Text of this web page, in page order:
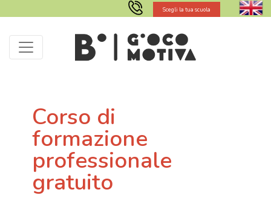
Scegli la tua scuola
Corso di
formazione
professionale
gratuito